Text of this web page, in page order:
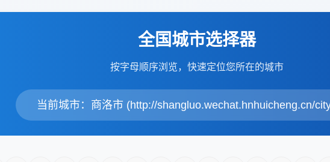
全国城市选择器
按字母顺序浏览，快速定位您所在的城市
当前城市：商洛市 (http://shangluo.wechat.hnhuicheng.cn/